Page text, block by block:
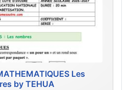
Les
by TEHUA